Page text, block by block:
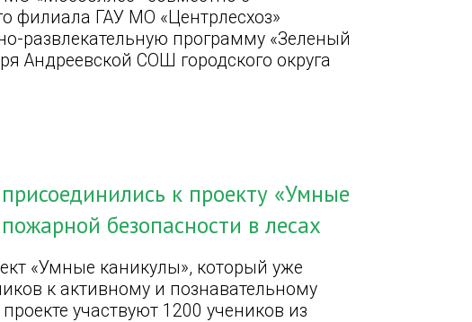
филиала ГАУ МО «Центрлесхоз»
развлекательную программу «Зеленый
Андреевской СОШ городского округа
к проекту «Умные
безопасности в лесах
«Умные каникулы», который уже
к активному и познавательному
участвуют 1200 учеников из